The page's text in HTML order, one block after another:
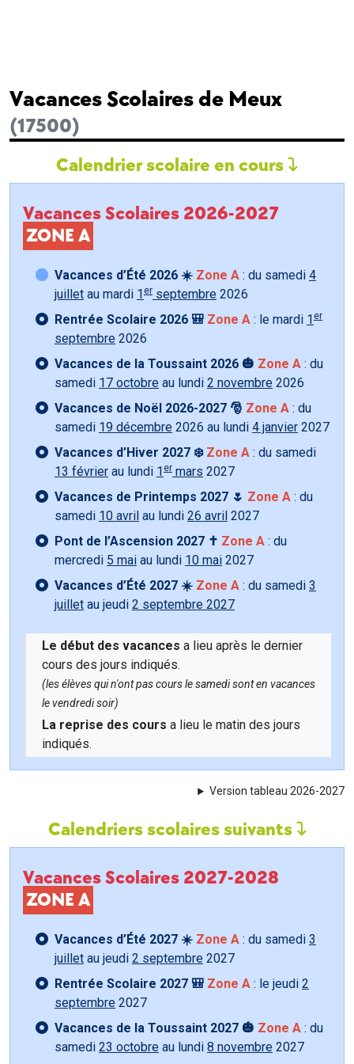
Vacances Scolaires de Meux
(17500)
Calendrier scolaire en cours
Vacances Scolaires 2026-2027
ZONE A
Vacances d’Été 2026 ☀️ Zone A : du samedi 4
juillet au mardi 1 er septembre 2026
Rentrée Scolaire 2026 🎒 Zone A : le mardi 1 er
septembre 2026
Vacances de la Toussaint 2026 🎃 Zone A : du
samedi 17 octobre au lundi 2 novembre 2026
Vacances de Noël 2026-2027 🎅 Zone A : du
samedi 19 décembre 2026 au lundi 4 janvier 2027
Vacances d’Hiver 2027 ❄️ Zone A : du samedi
13 février au lundi 1 er mars 2027
Vacances de Printemps 2027 🌷 Zone A : du
samedi 10 avril au lundi 26 avril 2027
Pont de l’Ascension 2027 ✝️ Zone A : du
mercredi 5 mai au lundi 10 mai 2027
Vacances d’Été 2027 ☀️ Zone A : du samedi 3
juillet au jeudi 2 septembre 2027
Le début des vacances a lieu après le dernier
cours des jours indiqués.
(les élèves qui n'ont pas cours le samedi sont en vacances
le vendredi soir)
La reprise des cours a lieu le matin des jours
indiqués.
Version tableau 2026-2027
Calendriers scolaires suivants
Vacances Scolaires 2027-2028
ZONE A
Vacances d’Été 2027 ☀️ Zone A : du samedi 3
juillet au jeudi 2 septembre 2027
Rentrée Scolaire 2027 🎒 Zone A : le jeudi 2
septembre 2027
Vacances de la Toussaint 2027 🎃 Zone A : du
samedi 23 octobre au lundi 8 novembre 2027